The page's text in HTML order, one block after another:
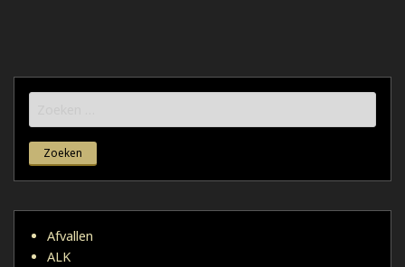
naar:
Afvallen
ALK